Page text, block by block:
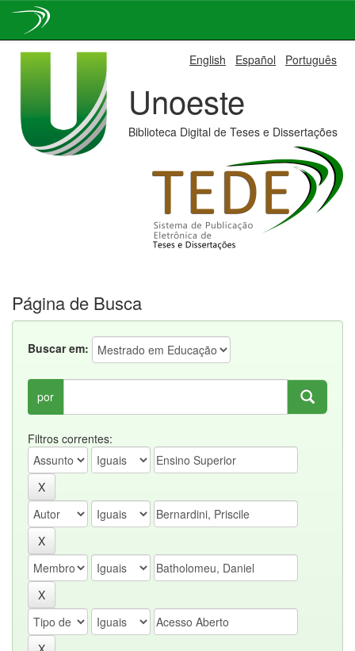
English Español Português
Unoeste
Biblioteca Digital de Teses e Dissertações
Página de Busca
Buscar em:
por
Filtros correntes: